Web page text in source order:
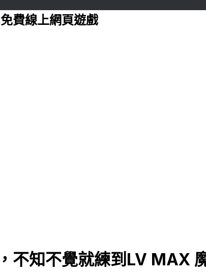
費線上網頁遊戲
不知不覺就練到LV MAX